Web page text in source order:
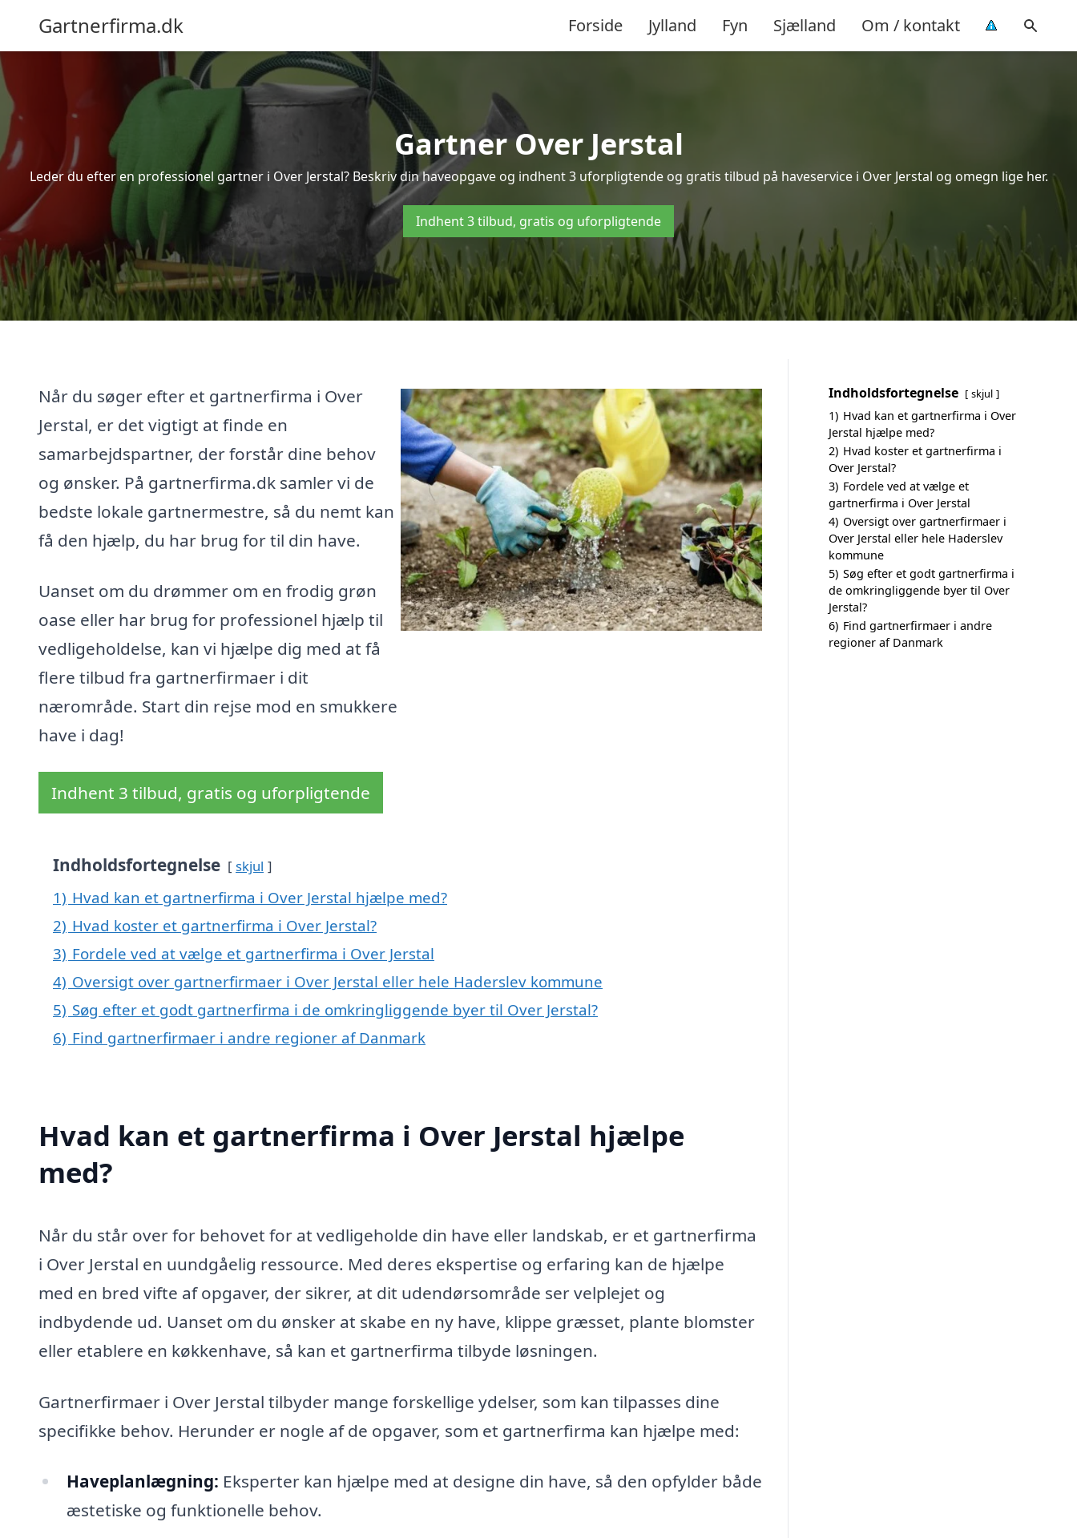
Gartnerfirma.dk Forside Jylland Fyn Sjælland Om / kontakt
Gartner Over Jerstal
Leder du efter en professionel gartner i Over Jerstal? Beskriv din haveopgave og indhent 3 uforpligtende og gratis tilbud på haveservice i Over Jerstal og omegn lige her.
Indhent 3 tilbud, gratis og uforpligtende
Når du søger efter et gartnerfirma i Over
Jerstal, er det vigtigt at finde en
samarbejdspartner, der forstår dine behov
og ønsker. På gartnerfirma.dk samler vi de
bedste lokale gartnermestre, så du nemt kan
få den hjælp, du har brug for til din have.
Uanset om du drømmer om en frodig grøn
oase eller har brug for professionel hjælp til
vedligeholdelse, kan vi hjælpe dig med at få
flere tilbud fra gartnerfirmaer i dit
nærområde. Start din rejse mod en smukkere
have i dag!
Indhent 3 tilbud, gratis og uforpligtende
Indholdsfortegnelse skjul
1) Hvad kan et gartnerfirma i Over Jerstal hjælpe med?
2) Hvad koster et gartnerfirma i Over Jerstal?
3) Fordele ved at vælge et gartnerfirma i Over Jerstal
4) Oversigt over gartnerfirmaer i Over Jerstal eller hele Haderslev kommune
5) Søg efter et godt gartnerfirma i de omkringliggende byer til Over Jerstal?
6) Find gartnerfirmaer i andre regioner af Danmark
Hvad kan et gartnerfirma i Over Jerstal hjælpe
med?
Når du står over for behovet for at vedligeholde din have eller landskab, er et gartnerfirma
i Over Jerstal en uundgåelig ressource. Med deres ekspertise og erfaring kan de hjælpe
med en bred vifte af opgaver, der sikrer, at dit udendørsområde ser velplejet og
indbydende ud. Uanset om du ønsker at skabe en ny have, klippe græsset, plante blomster
eller etablere en køkkenhave, så kan et gartnerfirma tilbyde løsningen.
Gartnerfirmaer i Over Jerstal tilbyder mange forskellige ydelser, som kan tilpasses dine
specifikke behov. Herunder er nogle af de opgaver, som et gartnerfirma kan hjælpe med:
Haveplanlægning: Eksperter kan hjælpe med at designe din have, så den opfylder både
æstetiske og funktionelle behov.
Indholdsfortegnelse skjul
1) Hvad kan et gartnerfirma i Over
Jerstal hjælpe med?
2) Hvad koster et gartnerfirma i
Over Jerstal?
3) Fordele ved at vælge et
gartnerfirma i Over Jerstal
4) Oversigt over gartnerfirmaer i
Over Jerstal eller hele Haderslev
kommune
5) Søg efter et godt gartnerfirma i
de omkringliggende byer til Over
Jerstal?
6) Find gartnerfirmaer i andre
regioner af Danmark